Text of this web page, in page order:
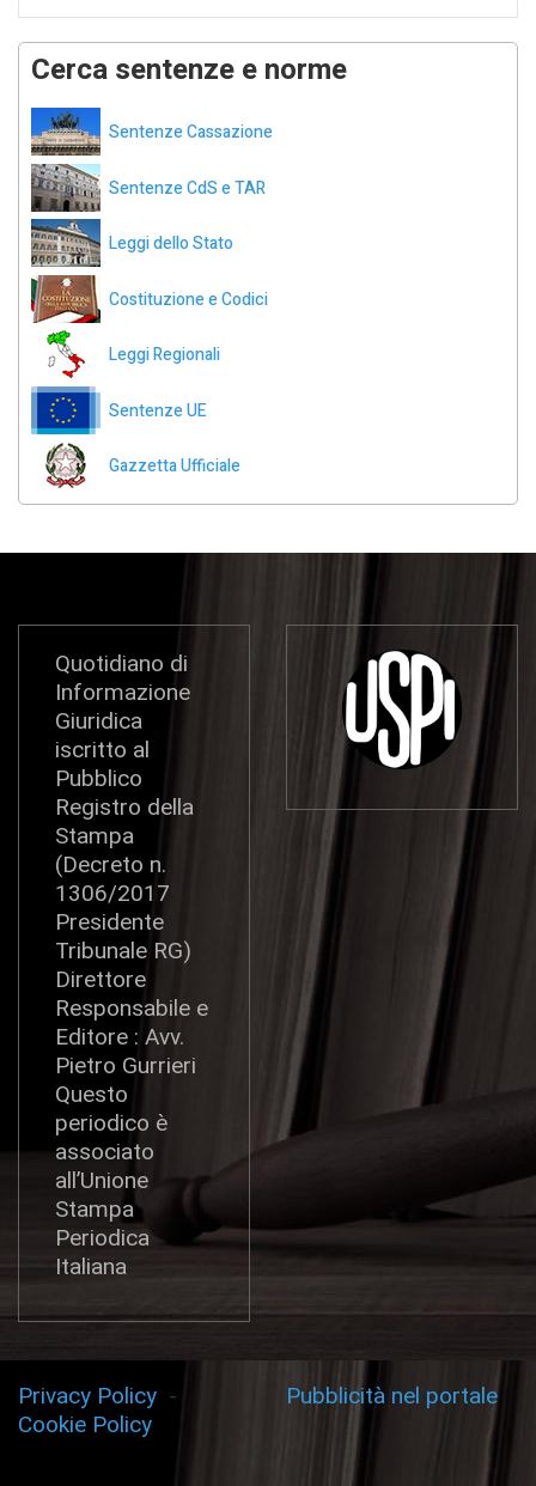
Cerca sentenze e norme
Sentenze Cassazione
Sentenze CdS e TAR
Leggi dello Stato
Costituzione e Codici
Leggi Regionali
Sentenze UE
Gazzetta Ufficiale
Quotidiano di
Informazione
Giuridica
iscritto al
Pubblico
Registro della
Stampa
(Decreto n.
1306/2017
Presidente
Tribunale RG)
Direttore
Responsabile e
Editore : Avv.
Pietro Gurrieri
Questo
periodico è
associato
all’Unione
Stampa
Periodica
Italiana
Privacy Policy -
Cookie Policy
Pubblicità nel portale